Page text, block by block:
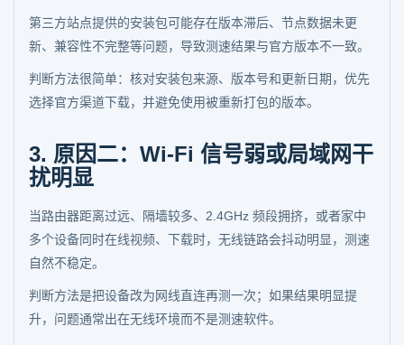
第三方站点提供的安装包可能存在版本滞后、节点数据未更
新、兼容性不完整等问题，导致测速结果与官方版本不一致。
判断方法很简单：核对安装包来源、版本号和更新日期，优先
选择官方渠道下载，并避免使用被重新打包的版本。
3. 原因二：Wi-Fi 信号弱或局域网干
扰明显
当路由器距离过远、隔墙较多、2.4GHz 频段拥挤，或者家中
多个设备同时在线视频、下载时，无线链路会抖动明显，测速
自然不稳定。
判断方法是把设备改为网线直连再测一次；如果结果明显提
升，问题通常出在无线环境而不是测速软件。